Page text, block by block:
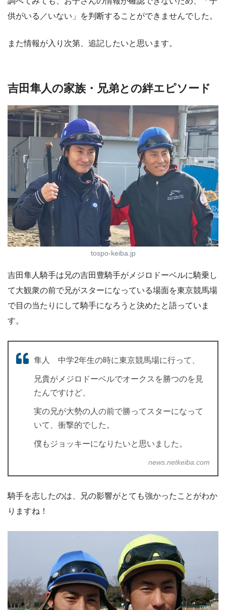
供がいる／いない」を判断することができませんでした。
また情報が入り次第、追記したいと思います。
吉田隼人の家族・兄弟との絆エピソード
tospo-keiba.jp
吉田隼人騎手は兄の吉田豊騎手がメジロドーベルに騎乗し
て大観衆の前で兄がスターになっている場面を東京競馬場
で目の当たりにして騎手になろうと決めたと語っていま
す。
隼人 中学2年生の時に東京競馬場に行って、
兄貴がメジロドーベルでオークスを勝つのを見
たんですけど、
実の兄が大勢の人の前で勝ってスターになって
いて、衝撃的でした。
僕もジョッキーになりたいと思いました。
news.netkeiba.com
騎手を志したのは、兄の影響がとても強かったことがわか
りますね！